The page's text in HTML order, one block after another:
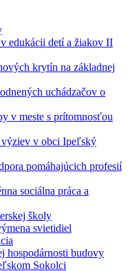
edukácii detí a žiakov II
krytín na základnej
uchádzačov o
v meste s prítomnosťou
výziev v obci Ipeľský
pomáhajúcich profesií
sociálna práca a
školy
svietidiel
hospodárnosti budovy
Sokolci